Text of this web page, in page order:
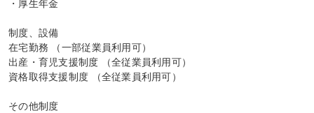
・厚生年金
制度、設備
在宅勤務 （一部従業員利用可）
出産・育児支援制度 （全従業員利用可）
資格取得支援制度 （全従業員利用可）
その他制度